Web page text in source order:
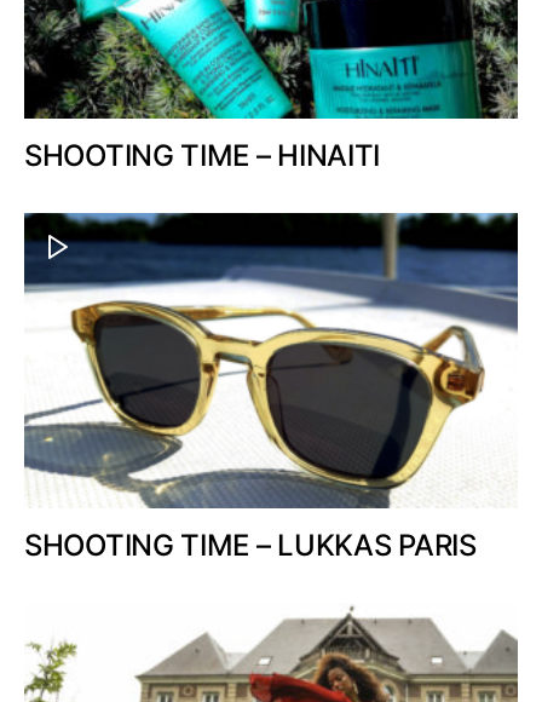
SHOOTING TIME – HINAITI
SHOOTING TIME – LUKKAS PARIS